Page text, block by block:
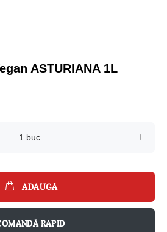
ASTURIANA 1L
ADAUGĂ
RAPID